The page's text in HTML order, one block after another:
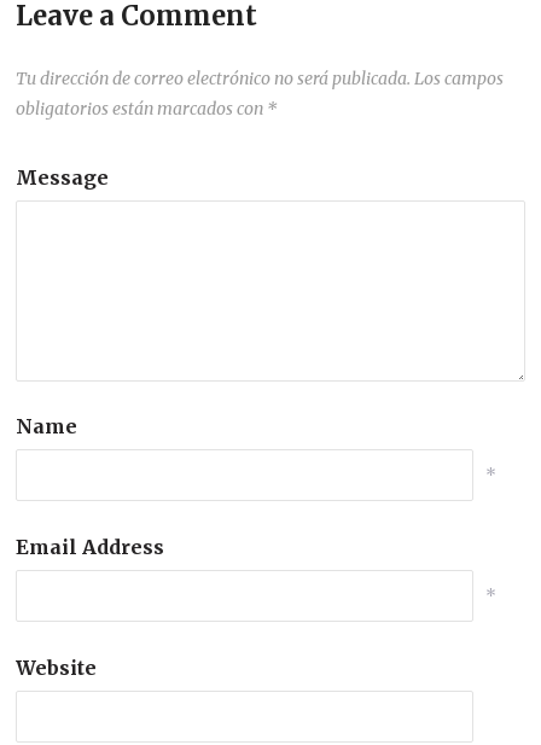
Leave a Comment
Tu dirección de correo electrónico no será publicada. Los campos
obligatorios están marcados con *
Message
Name
*
Email Address
*
Website